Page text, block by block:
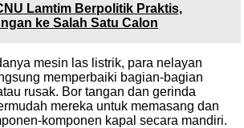
Lamtim Berpolitik Praktis,
ke Salah Satu Calon
mesin las listrik, para nelayan
memperbaiki bagian-bagian
rusak. Bor tangan dan gerinda
mereka untuk memasang dan
komponen kapal secara mandiri.